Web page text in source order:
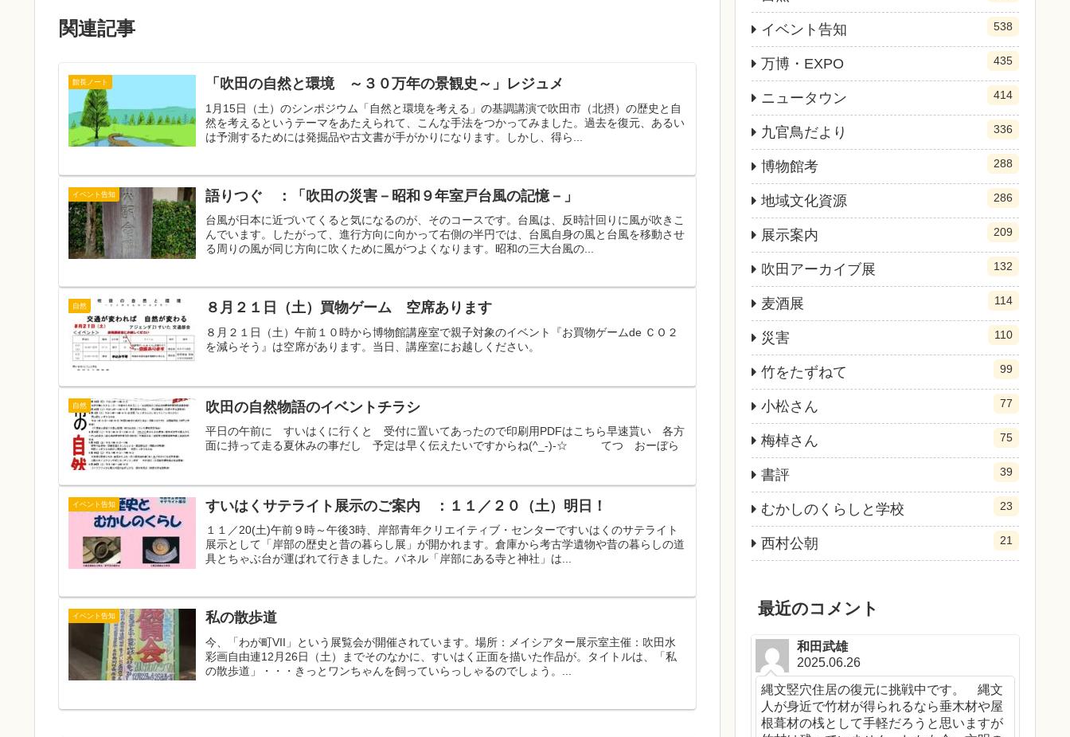
関連記事
館長ノート 「吹田の自然と環境 ～３０万年の景観史～」レジュメ
1月15日（土）のシンポジウム「自然と環境を考える」の基調講演で吹田市（北摂）の歴史と自
然を考えるというテーマをあたえられて、こんな手法をつかってみました。過去を復元、あるい
は予測するためには発掘品や古文書が手がかりになります。しかし、得ら...
イベント告知 語りつぐ ：「吹田の災害－昭和９年室戸台風の記憶－」
台風が日本に近づいてくると気になるのが、そのコースです。台風は、反時計回りに風が吹きこ
んでいます。したがって、進行方向に向かって右側の半円では、台風自身の風と台風を移動させ
る周りの風が同じ方向に吹くために風がつよくなります。昭和の三大台風の...
自然 ８月２１日（土）買物ゲーム 空席あります
８月２１日（土）午前１０時から博物館講座室で親子対象のイベント『お買物ゲームde ＣＯ２
を減らそう』は空席があります。当日、講座室にお越しください。
自然 吹田の自然物語のイベントチラシ
平日の午前に すいはくに行くと 受付に置いてあったので印刷用PDFはこちら早速貰い 各方
面に持って走る夏休みの事だし 予定は早く伝えたいですからね(^_-)-☆ てつ おーぼら
イベント告知 すいはくサテライト展示のご案内 ：１１／２０（土）明日！
１１／20(土)午前９時～午後3時、岸部青年クリエイティブ・センターですいはくのサテライト
展示として「岸部の歴史と昔の暮らし展」が開かれます。倉庫から考古学遺物や昔の暮らしの道
具とちゃぶ台が運ばれて行きました。パネル「岸部にある寺と神社」は...
イベント告知 私の散歩道
今、「わが町VII」という展覧会が開催されています。場所：メイシアター展示室主催：吹田水
彩画自由連12月26日（土）までそのなかに、すいはく正面を描いた作品が。タイトルは、「私
の散歩道」・・・きっとワンちゃんを飼っていらっしゃるのでしょう。...
イベント告知 538
万博・EXPO 435
ニュータウン 414
九官鳥だより 336
博物館考 288
地域文化資源 286
展示案内 209
吹田アーカイブ展 132
麦酒展 114
災害 110
竹をたずねて 99
小松さん 77
梅棹さん 75
書評 39
むかしのくらしと学校 23
西村公朝 21
最近のコメント
和田武雄
2025.06.26
縄文竪穴住居の復元に挑戦中です。 縄文
人が身近で竹材が得られるなら垂木材や屋
根葺材の桟として手軽だろうと思いますが